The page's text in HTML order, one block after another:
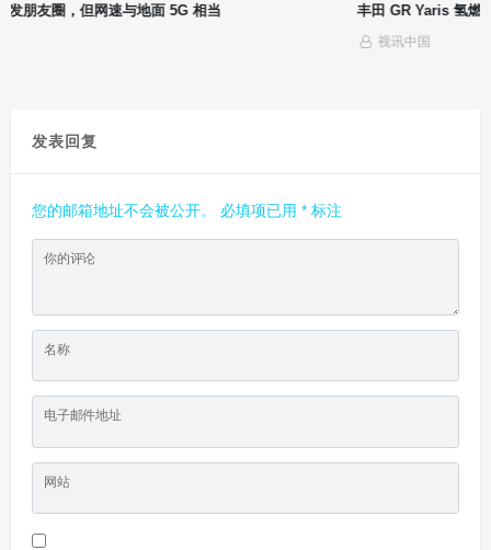
丰田 GR Yaris 氢燃料发动机原型车官图公布，可直接烧氢气
发表回复
您的邮箱地址不会被公开。 必填项已用* 标注
你的评论
名称
电子邮件地址
网站